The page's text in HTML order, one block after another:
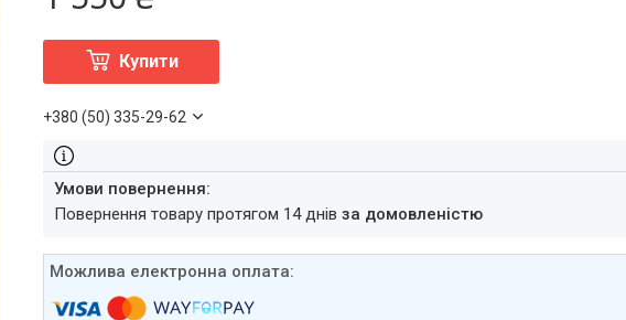
Купити
+380 (50) 335-29-62
повернення товару протягом 14 днівза домовленістю